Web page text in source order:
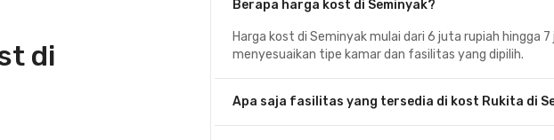
di
Berapa harga kost di Seminyak?
Harga kost di Seminyak mulai dari 6 juta rupiah hingga
menyesuaikan tipe kamar dan fasilitas yang dipilih.
Apa saja fasilitas yang tersedia di kost Rukita di